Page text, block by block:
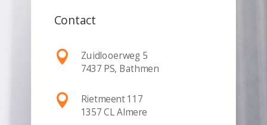
Contact
 Zuidlooerweg 5
7437 PS, Bathmen
 Rietmeent 117
1357 CL Almere